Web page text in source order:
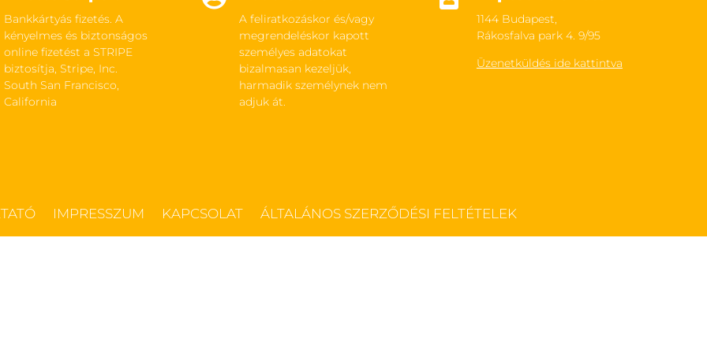
Bankkártyás fizetés. A
kényelmes és biztonságos
online fizetést a STRIPE
biztosítja, Stripe, Inc.
South San Francisco,
California
A feliratkozáskor és/vagy
megrendeléskor kapott
személyes adatokat
bizalmasan kezeljük,
harmadik személynek nem
adjuk át.
1144 Budapest,
Rákosfalva park 4. 9/95
Üzenetküldés ide kattintva
IMPRESSZUM KAPCSOLAT ÁLTALÁNOS SZERZŐDÉSI FELTÉTELEK